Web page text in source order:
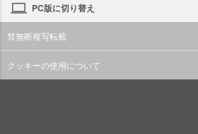
PC版に切り替え
禁無断複写転載
クッキーの使用について